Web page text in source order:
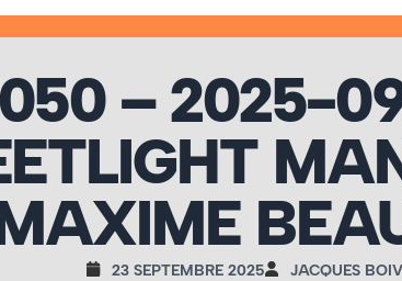
050 – 2025-
23 SEPTEMBRE 2025 JACQUES